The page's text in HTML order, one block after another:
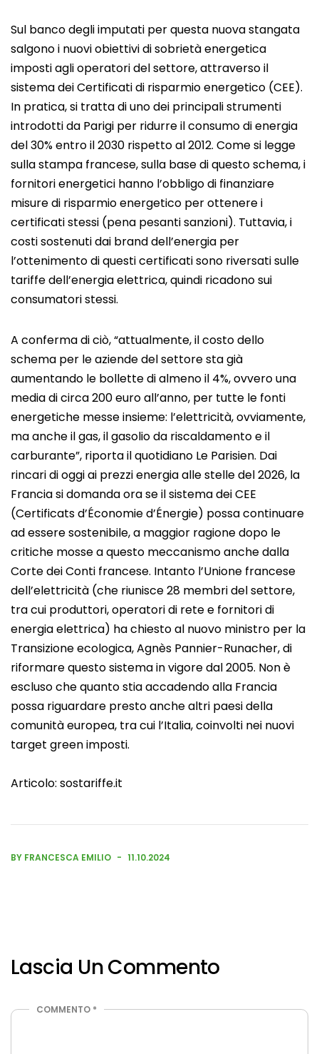
Sul banco degli imputati per questa nuova stangata
salgono i nuovi obiettivi di sobrietà energetica
imposti agli operatori del settore, attraverso il
sistema dei Certificati di risparmio energetico (CEE).
In pratica, si tratta di uno dei principali strumenti
introdotti da Parigi per ridurre il consumo di energia
del 30% entro il 2030 rispetto al 2012. Come si legge
sulla stampa francese, sulla base di questo schema, i
fornitori energetici hanno l’obbligo di finanziare
misure di risparmio energetico per ottenere i
certificati stessi (pena pesanti sanzioni). Tuttavia, i
costi sostenuti dai brand dell’energia per
l’ottenimento di questi certificati sono riversati sulle
tariffe dell’energia elettrica, quindi ricadono sui
consumatori stessi.
A conferma di ciò, “attualmente, il costo dello
schema per le aziende del settore sta già
aumentando le bollette di almeno il 4%, ovvero una
media di circa 200 euro all’anno, per tutte le fonti
energetiche messe insieme: l’elettricità, ovviamente,
ma anche il gas, il gasolio da riscaldamento e il
carburante”, riporta il quotidiano Le Parisien. Dai
rincari di oggi ai prezzi energia alle stelle del 2026, la
Francia si domanda ora se il sistema dei CEE
(Certificats d’Économie d’Énergie) possa continuare
ad essere sostenibile, a maggior ragione dopo le
critiche mosse a questo meccanismo anche dalla
Corte dei Conti francese. Intanto l’Unione francese
dell’elettricità (che riunisce 28 membri del settore,
tra cui produttori, operatori di rete e fornitori di
energia elettrica) ha chiesto al nuovo ministro per la
Transizione ecologica, Agnès Pannier-Runacher, di
riformare questo sistema in vigore dal 2005. Non è
escluso che quanto stia accadendo alla Francia
possa riguardare presto anche altri paesi della
comunità europea, tra cui l’Italia, coinvolti nei nuovi
target green imposti.
Articolo: sostariffe.it
BY FRANCESCA EMILIO 11.10.2024
Lascia Un Commento
COMMENTO *